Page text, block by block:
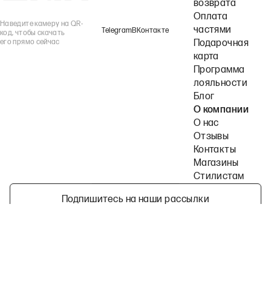
Наведите камеру на QR-
код, чтобы скачать
его прямо сейчас
TelegramВКонтакте
возврата
Оплата
частями
Подарочная
карта
Программа
лояльности
Блог
О компании
О нас
Отзывы
Контакты
Магазины
Стилистам
Подпишитесь на наши рассылки